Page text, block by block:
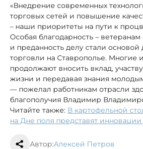
«Внедрение современных
торговых сетей и повышение
– наши приоритеты на пути к
Особая благодарность –
и преданность делу стали основой
торговли на Ставрополье. Многие
продолжают вносить вклад,
жизни и передавая знания
— пожелал работникам отрасли
благополучия Владимир
Читайте также: В картофельной
на Дне поля представят
Автор:Алексей Петров